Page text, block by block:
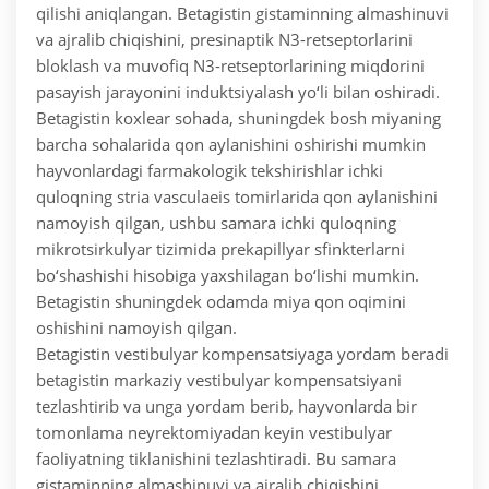
qilishi aniqlangan. Betagistin gistaminning almashinuvi
va ajralib chiqishini, presinaptik N3-retseptorlarini
bloklash va muvofiq N3-retseptorlarining miqdorini
pasayish jarayonini induktsiyalash yo‘li bilan oshiradi.
Betagistin koxlear sohada, shuningdek bosh miyaning
barcha sohalarida qon aylanishini oshirishi mumkin
hayvonlardagi farmakologik tekshirishlar ichki
quloqning stria vasculaeis tomirlarida qon aylanishini
namoyish qilgan, ushbu samara ichki quloqning
mikrotsirkulyar tizimida prekapillyar sfinkterlarni
bo‘shashishi hisobiga yaxshilagan bo‘lishi mumkin.
Betagistin shuningdek odamda miya qon oqimini
oshishini namoyish qilgan.
Betagistin vestibulyar kompensatsiyaga yordam beradi
betagistin markaziy vestibulyar kompensatsiyani
tezlashtirib va unga yordam berib, hayvonlarda bir
tomonlama neyrektomiyadan keyin vestibulyar
faoliyatning tiklanishini tezlashtiradi. Bu samara